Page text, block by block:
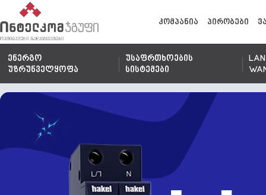
კომპანია პირობები
ენერგო
უზრუნველყოფა
უსაფრთხოების
სისტემები